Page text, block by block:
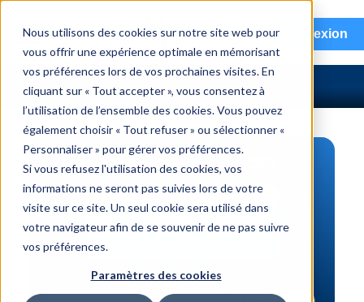
Nous utilisons des cookies sur notre site web pour
vous offrir une expérience optimale en mémorisant
vos préférences lors de vos prochaines visites. En
cliquant sur « Tout accepter », vous consentez à
l’utilisation de l’ensemble des cookies. Vous pouvez
également choisir « Tout refuser » ou sélectionner «
Personnaliser » pour gérer vos préférences.
Si vous refusez l'utilisation des cookies, vos
informations ne seront pas suivies lors de votre
visite sur ce site. Un seul cookie sera utilisé dans
votre navigateur afin de se souvenir de ne pas suivre
vos préférences.
Paramètres des cookies
menu Connexion
RECHERCHE DE PIÈCES
Véhicule | NIV
Numéro de pièce | interchange